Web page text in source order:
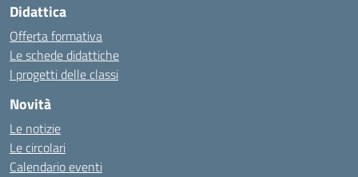
Didattica
Offerta formativa
Le schede didattiche
I progetti delle classi
Novità
Le notizie
Le circolari
Calendario eventi